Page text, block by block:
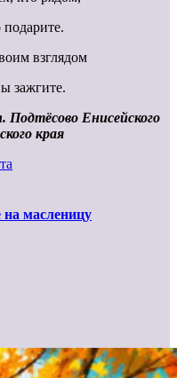
подарите.
взглядом
зажгите.
Подтёсово Енисейского
края
на масленицу